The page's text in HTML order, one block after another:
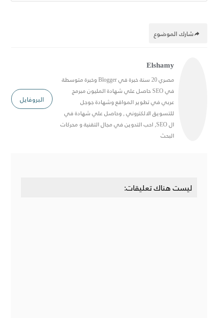
شارك الموضوع
Elshamy
مصري 20 سنة خبرة في Blogger وخبرة متوسطة
في SEO حاصل علي شهادة المليون مبرمج
عربي في تطوير المواقع وشهادة جوجل
للتسويق الالكتروني , وحاصل علي شهادة في
ال SEO, احب التدوين في مجال التقنية و محركات
البحث
البروفايل
ليست هناك تعليقات: